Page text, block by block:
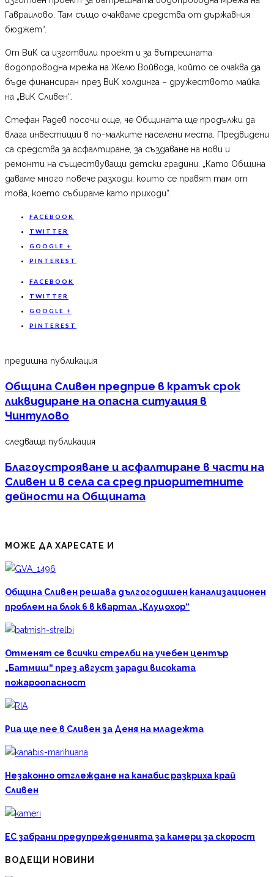
Гавраилово. Там също очакваме средства от държавния
бюджет“.
От ВиК са изготвили проект и за вътрешната
водопроводна мрежа на Желю Войвода, който се очаква да
бъде финансиран през ВиК холдинга – дружеството майка
на „ВиК Сливен“.
Стефан Радев посочи още, че Общината ще продължи да
влага инвестиции в по-малките населени места. Предвидени
са средства за асфалтиране, за създаване на нови и
ремонти на съществуващи детски градини. „Като Община
даваме много повече разходи, които се правят там от
това, което събираме като приходи“.
FACEBOOK
TWITTER
GOOGLE +
PINTEREST
FACEBOOK
TWITTER
GOOGLE +
PINTEREST
предишна публикация
Община Сливен предприе в кратък срок
ликвидиране на опасна ситуация в
Чинтулово
следваща публикация
Благоустрояване и асфалтиране в части на
Сливен и в села са сред приоритетните
дейности на Общината
МОЖЕ ДА ХАРЕСАТЕ И
Община Сливен решава дългогодишен канализационен
проблем на блок 6 в квартал „Клуцохор“
Отменят се всички стрелби на учебен център
„Батмиш“ през август заради високата
пожароопасност
Риа ще пее в Сливен за Деня на младежта
Незаконно отглеждане на канабис разкриха край
Сливен
ЕС забрани предупрежденията за камери за скорост
ВОДЕЩИ НОВИНИ